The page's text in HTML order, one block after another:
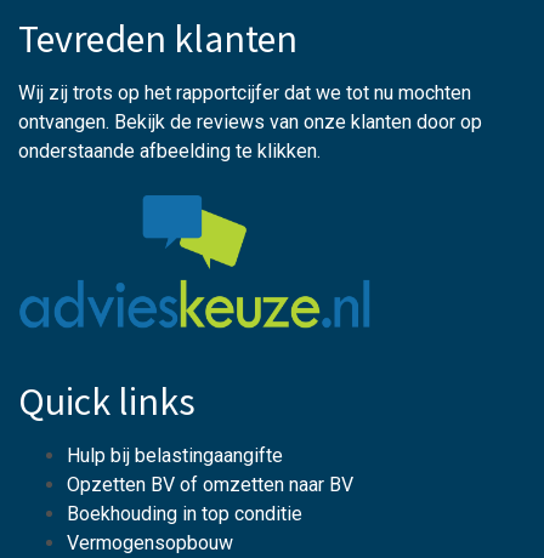
Tevreden klanten
Wij zij trots op het rapportcijfer dat we tot nu mochten
ontvangen. Bekijk de reviews van onze klanten door op
onderstaande afbeelding te klikken.
Quick links
Hulp bij belastingaangifte
Opzetten BV of omzetten naar BV
Boekhouding in top conditie
Vermogensopbouw